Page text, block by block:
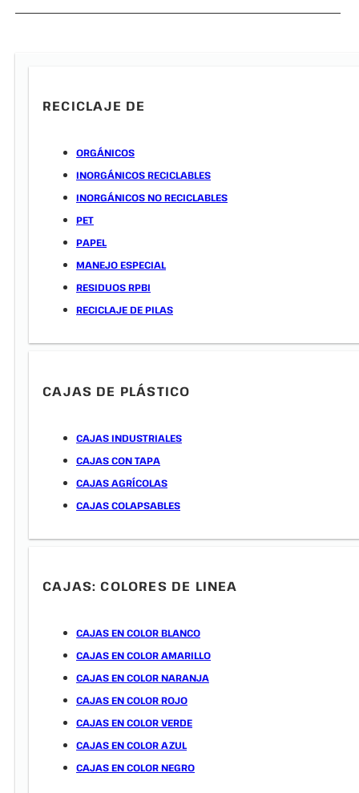
RECICLAJE DE
ORGÁNICOS
INORGÁNICOS RECICLABLES
INORGÁNICOS NO RECICLABLES
PET
PAPEL
MANEJO ESPECIAL
RESIDUOS RPBI
RECICLAJE DE PILAS
CAJAS DE PLÁSTICO
CAJAS INDUSTRIALES
CAJAS CON TAPA
CAJAS AGRÍCOLAS
CAJAS COLAPSABLES
CAJAS: COLORES DE LINEA
CAJAS EN COLOR BLANCO
CAJAS EN COLOR AMARILLO
CAJAS EN COLOR NARANJA
CAJAS EN COLOR ROJO
CAJAS EN COLOR VERDE
CAJAS EN COLOR AZUL
CAJAS EN COLOR NEGRO